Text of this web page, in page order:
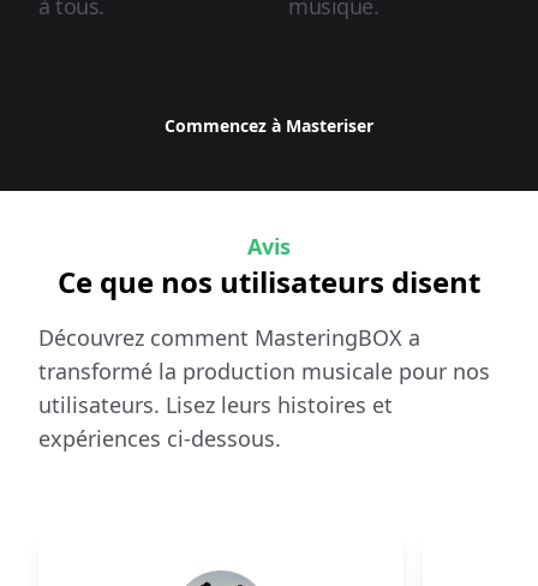
à tous. musique.
Commencez à Masteriser
Avis
Ce que nos utilisateurs disent
Découvrez comment MasteringBOX a
transformé la production musicale pour nos
utilisateurs. Lisez leurs histoires et
expériences ci-dessous.